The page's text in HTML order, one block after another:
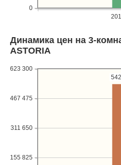
0
Динамика цен на 3-
ASTORIA
155 825
311 650
467 475
623 300